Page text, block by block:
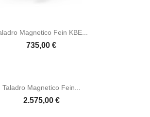
Magnetico Fein KBE...
735,00 €
Taladro Magnetico Fein...
2.575,00 €